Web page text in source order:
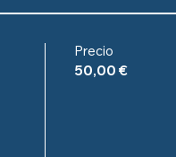
Precio
50,00 €